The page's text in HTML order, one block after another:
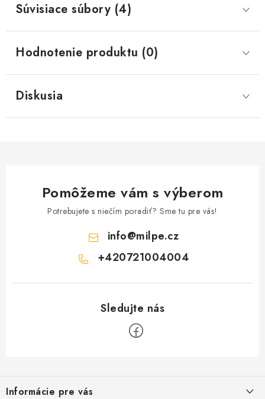
Súvisiace súbory (4)
Hodnotenie produktu (0)
Diskusia
Pomôžeme vám s výberom
Potrebujete s niečím poradiť? Sme tu pre vás!
info@milpe.cz
+420721004004
Informácie pre vás